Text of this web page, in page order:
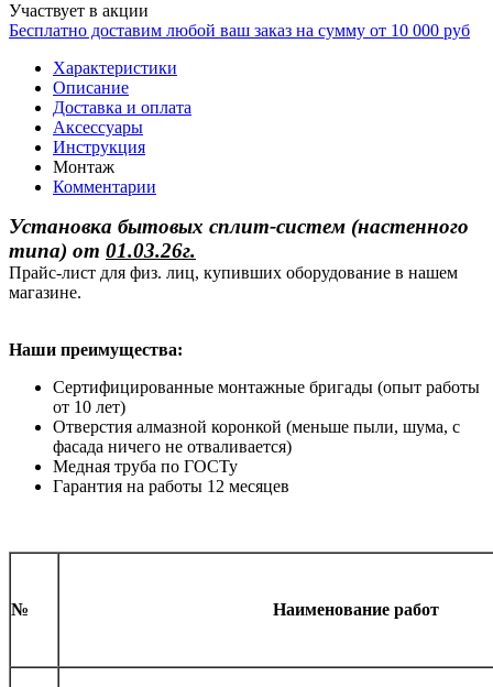
Участвует в акции
Бесплатно доставим любой ваш заказ на сумму от 10 000 руб
Характеристики
Описание
Доставка и оплата
Аксессуары
Инструкция
Монтаж
Комментарии
Установка бытовых сплит-систем (настенного
типа) от 01.03.26г.
Прайс-лист для физ. лиц, купивших оборудование в нашем
магазине.
Наши преимущества:
Сертифицированные монтажные бригады (опыт работы
от 10 лет)
Отверстия алмазной коронкой (меньше пыли, шума, с
фасада ничего не отваливается)
Медная труба по ГОСТу
Гарантия на работы 12 месяцев
№ Наименование работ